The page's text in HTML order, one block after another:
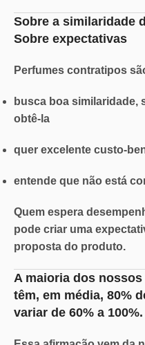
Sobre a similaridade
Sobre expectativas
Perfumes contratipos
busca boa similaridade,
obtê-la
quer excelente custo-
entende que não está
Quem espera
pode criar uma
proposta do produto.
A maioria dos
têm, em média, 80%
variar de 60% a 100%.